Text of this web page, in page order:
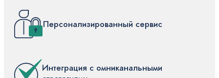
Персонализированный сервис
Интеграция с омниканальными